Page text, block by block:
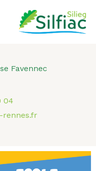
Favennec
04
rennes.fr